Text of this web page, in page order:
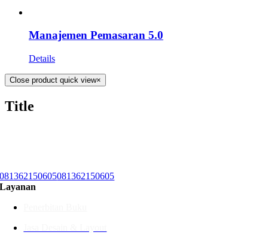
Manajemen Pemasaran 5.0
Details
Close product quick view×
Title
081362150605081362150605
Layanan